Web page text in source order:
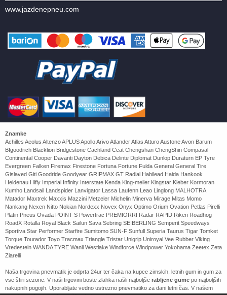
www.jazdenepneu.com
Znamke
Achilles Aeolus Altenzo APLUS Apollo Arivo Atlander Atlas Atturo Austone Avon Barum
Bfgoodrich Blacklion Bridgestone Cachland Ceat Chengshan ChengShin Compasal
Continental Cooper Davanti Dayton Debica Delinte Diplomat Dunlop Duraturn EP Tyre
Evergreen Falken Firemax Firestone Fortuna Fortune Fulda General General Tire
Gislaved Giti Goodride Goodyear GRIPMAX GT Radial Habilead Haida Hankook
Heidenau Hifly Imperial Infinity Interstate Kenda King-meiler Kingstar Kleber Kormoran
Kumho Landsail Landspider Lanvigator Lassa Laufenn Leao Linglong MALHOTRA
Matador Maxtrek Maxxis Mazzini Metzeler Michelin Minerva Mirage Mitas Momo
Nankang Nexen Nitto Nokian Nordexx Novex Onyx Optimo Orium Ovation Petlas Pirelli
Platin Pneus Ovada POINT S Powertrac PREMIORRI Radar RAPID Riken Roadhog
RoadX Rotalla Royal Black Sailun Sava Sebring SEIBERLING Semperit Speedways
Sportiva Star Performer Starfire Sumitomo SUN-F Sunfull Superia Taurus Tigar Tomket
Torque Tourador Toyo Tracmax Triangle Tristar Unigrip Uniroyal Vee Rubber Viking
Vredestein WANDA TYRE Wanli Westlake Windforce Windpower Yokohama Zeetex Zeta
Ziarelli
Naša trgovina pnevmatik je odprta 24ur ter čaka na kupce zimskih, letnih gum in gum za
vse štiri sezone. V naši trgovini boste zlahka našli najboljše rabljene gume po najboljših
nakupnih pogojih. Uporabljate vedno ustrezno pnevmatiko za dani letni čas. V našem